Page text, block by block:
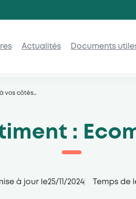
Actualités Documents
vos côtés…
:
à jour le25/11/2024 Temps de